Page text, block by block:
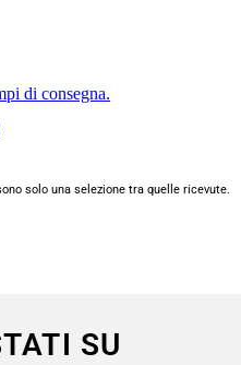
solo una selezione tra quelle ricevute.
SU